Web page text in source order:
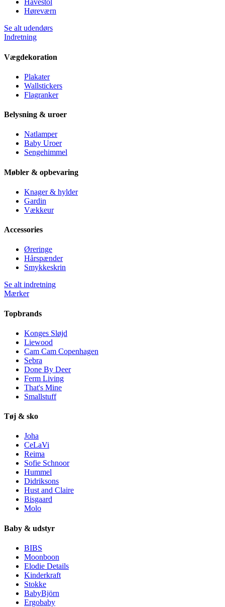
Havestol
Høreværn
Se alt udendørs
Indretning
Vægdekoration
Plakater
Wallstickers
Flagranker
Belysning & uroer
Natlamper
Baby Uroer
Sengehimmel
Møbler & opbevaring
Knager & hylder
Gardin
Vækkeur
Accessories
Øreringe
Hårspænder
Smykkeskrin
Se alt indretning
Mærker
Topbrands
Konges Sløjd
Liewood
Cam Cam Copenhagen
Sebra
Done By Deer
Ferm Living
That's Mine
Smallstuff
Tøj & sko
Joha
CeLaVi
Reima
Sofie Schnoor
Hummel
Didriksons
Hust and Claire
Bisgaard
Molo
Baby & udstyr
BIBS
Moonboon
Elodie Details
Kinderkraft
Stokke
BabyBjörn
Ergobaby